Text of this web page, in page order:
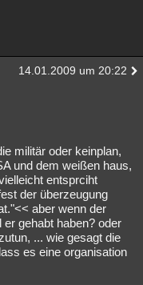
14.01.2009 um 20:22
militär oder keinplan,
und dem weißen haus,
entsprciht
der überzeugung
aber wenn der
gehabt haben? oder
... wie gesagt die
es eine organisation